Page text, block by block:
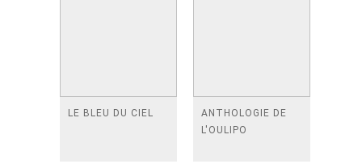
LE BLEU DU CIEL
ANTHOLOGIE DE
L'OULIPO